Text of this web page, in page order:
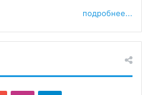
подробнее...